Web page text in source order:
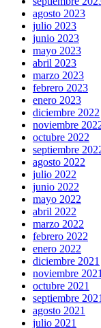
agosto 2023
julio 2023
junio 2023
mayo 2023
abril 2023
marzo 2023
febrero 2023
enero 2023
diciembre 2022
noviembre
octubre 2022
septiembre
agosto 2022
julio 2022
junio 2022
mayo 2022
abril 2022
marzo 2022
febrero 2022
enero 2022
diciembre 2021
noviembre 2021
octubre 2021
septiembre 2021
agosto 2021
julio 2021